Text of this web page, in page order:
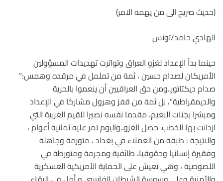
(حديث صريح الى من يهمه الامر)
الهادي حامد/تونس
حينما بدأ الإعداد لغزو العراق وتواترت تهديدات المسؤولين
الأمريكان لصدام حسين ، ثمة من تململ في مرقده وهمس:”
صدام ديكتاتور..ومن حق العراقيين أن ينعموا بالحرية
والديمقراطية”، بل ثمة من قفز وهرول مشاركا في الإعداد
ومبشرا بجنات النعيم، مقدما نفسه نصيرا للقيم الغربية التي
ازدانت بها الخطب. حصل الغزو..واليوم تمر عليه ثمانية أعوام ،
والنتيجة : طبقة من العملاء في بغداد ، متورمة وجاهلة
وفقيرة إنسانيا وحقوقيا، طائفية ومجرمة ومتورطة في
اللصوصية ، وهي تعيش على الحماية الأمريكية العسكرية